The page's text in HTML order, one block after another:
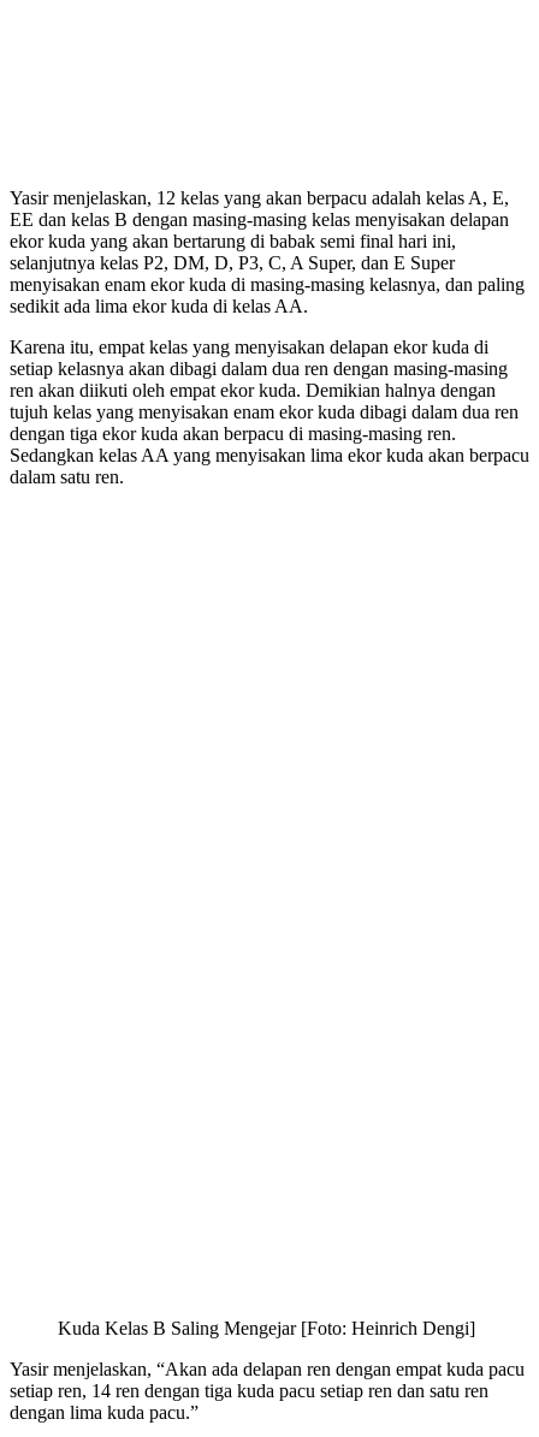
Yasir menjelaskan, 12 kelas yang akan berpacu adalah kelas A, E,
EE dan kelas B dengan masing-masing kelas menyisakan delapan
ekor kuda yang akan bertarung di babak semi final hari ini,
selanjutnya kelas P2, DM, D, P3, C, A Super, dan E Super
menyisakan enam ekor kuda di masing-masing kelasnya, dan paling
sedikit ada lima ekor kuda di kelas AA.
Karena itu, empat kelas yang menyisakan delapan ekor kuda di
setiap kelasnya akan dibagi dalam dua ren dengan masing-masing
ren akan diikuti oleh empat ekor kuda. Demikian halnya dengan
tujuh kelas yang menyisakan enam ekor kuda dibagi dalam dua ren
dengan tiga ekor kuda akan berpacu di masing-masing ren.
Sedangkan kelas AA yang menyisakan lima ekor kuda akan berpacu
dalam satu ren.
Kuda Kelas B Saling Mengejar [Foto: Heinrich Dengi]
Yasir menjelaskan, “Akan ada delapan ren dengan empat kuda pacu
setiap ren, 14 ren dengan tiga kuda pacu setiap ren dan satu ren
dengan lima kuda pacu.”